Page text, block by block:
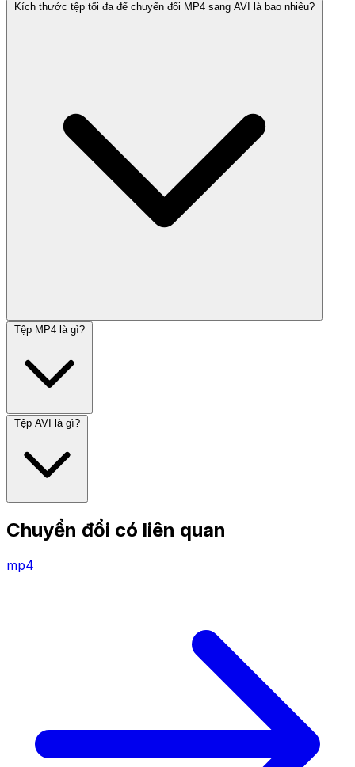
Kích thước tệp tối đa để chuyển đổi MP4 sang AVI là bao nhiêu?
Tệp MP4 là gì?
Tệp AVI là gì?
Chuyển đổi có liên quan
mp4